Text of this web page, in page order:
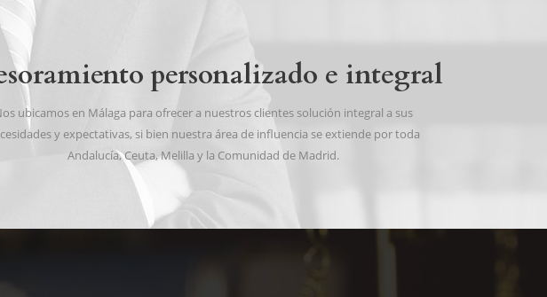
personalizado e integral
ubicamos en Málaga para ofrecer a nuestros clientes solución integral a sus
y expectativas, si bien nuestra área de influencia se extiende por toda
Andalucía, Ceuta, Melilla y la Comunidad de Madrid.